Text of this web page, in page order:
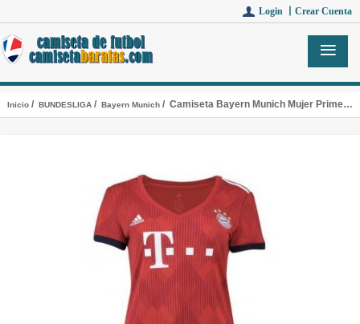
Login 丨 Crear Cuenta
Inicio/ BUNDESLIGA/ Bayern Munich/ Camiseta Bayern Munich Mujer Primera Equipacion 2018-2019